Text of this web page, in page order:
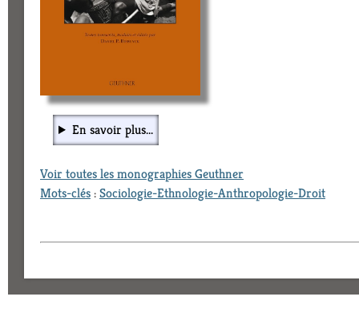
En savoir plus...
Voir toutes les monographies Geuthner
Mots-clés:Sociologie-Ethnologie-Anthropologie-Droit